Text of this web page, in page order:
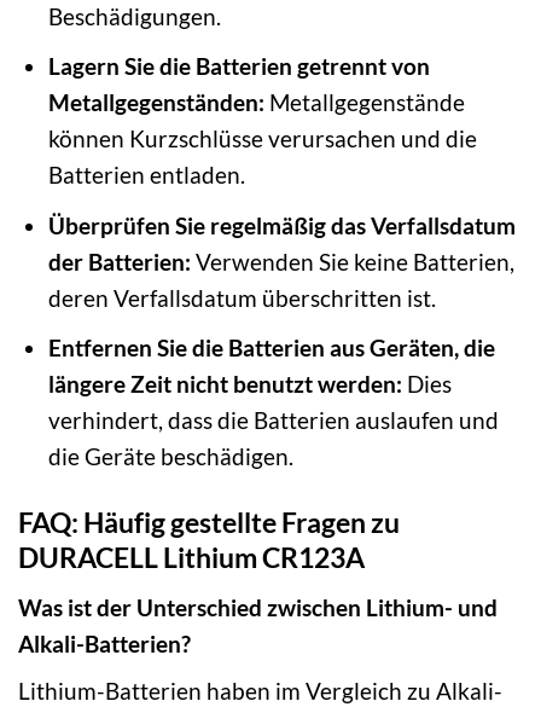
Beschädigungen.
Lagern Sie die Batterien getrennt von
Metallgegenständen: Metallgegenstände
können Kurzschlüsse verursachen und die
Batterien entladen.
Überprüfen Sie regelmäßig das Verfallsdatum
der Batterien: Verwenden Sie keine Batterien,
deren Verfallsdatum überschritten ist.
Entfernen Sie die Batterien aus Geräten, die
längere Zeit nicht benutzt werden: Dies
verhindert, dass die Batterien auslaufen und
die Geräte beschädigen.
FAQ: Häufig gestellte Fragen zu
DURACELL Lithium CR123A
Was ist der Unterschied zwischen Lithium- und
Alkali-Batterien?
Lithium-Batterien haben im Vergleich zu Alkali-